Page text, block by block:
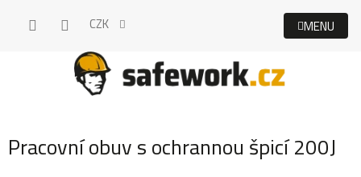
CZK
Pracovní obuv s ochrannou špicí 200J